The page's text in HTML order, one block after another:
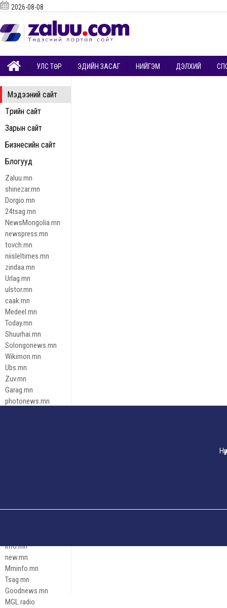
Мэдээний сайт
Төрийн сайт
Зарын сайт
Бизнесийн сайт
Блогууд
Zaluu.mn
shinezar.mn
Dorgio.mn
24tsag.mn
NewsMongolia.mn
newspress.mn
tovch.mn
niisleltimes.mn
zindaa.mn
Urlag.mn
ulstor.mn
caak.mn
Medeel.mn
Today.mn
Shuurhai.mn
Solongonews.mn
Wikimon.mn
Ubs.mn
Zuv.mn
Garag.mn
photonews.mn
Эрх зүй
info.mn
new.mn
Mminfo.mn
Tsag.mn
Goodnews.mn
MGL radio
2026-08-08
УЛС ТӨР ЭДИЙН ЗАСАГ НИЙГЭМ ДЭЛХИЙ